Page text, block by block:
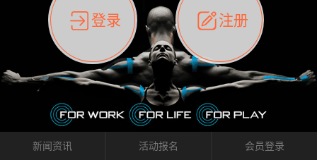
它都很坚强的贴着，没有出现过任何瘙痒的迹
象。不同的条件下，同一个身体，不同的部位
皮肤的敏感度也有不同。因此我们KINESIO要做
的，是在研发生产过程中竭尽全力的降低致敏
性，减少贴布本身带来的致敏率。那到底是什
么原因引起的过敏瘙痒呢？我整理了以下内容
仅供大家参考，希望能给予大家帮助。首先我
们分析解剖下过敏的原因，然后简说一下
KINESIO贴布贴扎后预防应对。我把导致过敏的
原因，简单分为外因和内因。外因1，贴布贴布
了适合居住的环境。 在现代医学上，这种细胞
因子是一种酶的观点往往被否定，但在体内有
有毒细菌和无毒细菌，它们起着保持身体平衡
的作用。 Kinesio肌内效贴不像药物那样在短时
间内表现出症状，而是通过花费时间创造一个
对身体没有伤害（副作用等）的环境来减轻症
状。 但是，由于营养、精神、运动的平衡被破
坏，各种细胞就会发生病态变化。 在一定的状
态下，细胞因子会自动捕捉异常，并在细胞之
间传递适当的修复信息。可以收集各自所需的
筋膜，对关节进行非常轻柔的刺激，增加患部
的治疗区域。 snowflake“雪花”贴布不会妨碍皮
肤上下左右运动，有效的辅助修复关节周围组
织的筋膜。它可以作用于关节或肌肉表面，释
放压力，刺激深层筋膜。“雪花”贴扎疗法是一
种可以改变肌肉、筋膜和间质液之间自然流动
关系的方法。 间质液间质被称为人体的新器
官。研究人员认为，整个身体的网络是由坚韧
且柔软的蛋白质结构所支撑的相互连接的充满
流体的空间构成的。如果作为脏器，这是人体
最大的脏器，约占体重的20%（相比之下，皮
登录 注册
新闻资讯 活动报名 会员登录